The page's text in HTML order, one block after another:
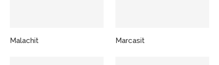
Malachit Marcasit